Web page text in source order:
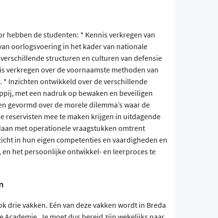
hebben de studenten: * Kennis verkregen van
oorlogsvoering in het kader van nationale
structuren en culturen van defensie
verkregen over de voornaamste methoden van
Inzichten ontwikkeld over de verschillende
met een nadruk op bewaken en beveiligen
gevormd over de morele dilemma’s waar de
reservisten mee te maken krijgen in uitdagende
met operationele vraagstukken omtrent
in hun eigen competenties en vaardigheden en
het persoonlijke ontwikkel- en leerproces te
drie vakken. Eén van deze vakken wordt in Breda